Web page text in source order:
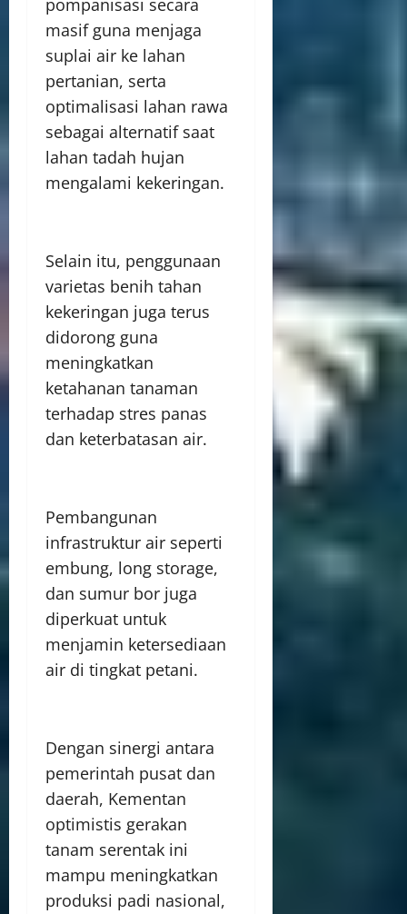
pompanisasi secara
masif guna menjaga
suplai air ke lahan
pertanian, serta
optimalisasi lahan rawa
sebagai alternatif saat
lahan tadah hujan
mengalami kekeringan.
Selain itu, penggunaan
varietas benih tahan
kekeringan juga terus
didorong guna
meningkatkan
ketahanan tanaman
terhadap stres panas
dan keterbatasan air.
Pembangunan
infrastruktur air seperti
embung, long storage,
dan sumur bor juga
diperkuat untuk
menjamin ketersediaan
air di tingkat petani.
Dengan sinergi antara
pemerintah pusat dan
daerah, Kementan
optimistis gerakan
tanam serentak ini
mampu meningkatkan
produksi padi nasional,